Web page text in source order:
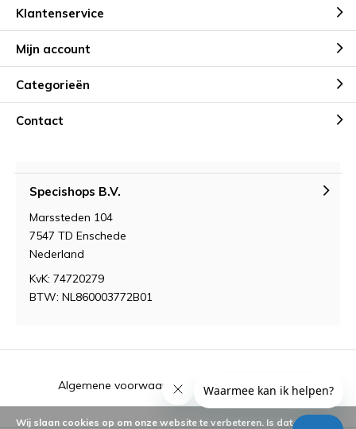
Klantenservice
Mijn account
Categorieën
Contact
Specishops B.V.
Marssteden 104
7547 TD Enschede
Nederland
KvK: 74720279
BTW: NL860003772B01
Algemene voorwaarden RSS-feed Sitemap
Wij slaan cookies op om onze website te verbeteren. Is dat akkoord?